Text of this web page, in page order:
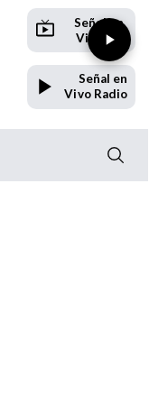
Señal en
Vivo TV
Señal en
Vivo Radio